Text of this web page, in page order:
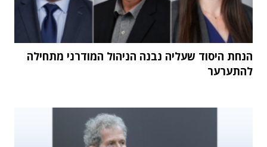
הנחת היסוד שעליה נבנה הניהול המודרני מתחילה
להתערער